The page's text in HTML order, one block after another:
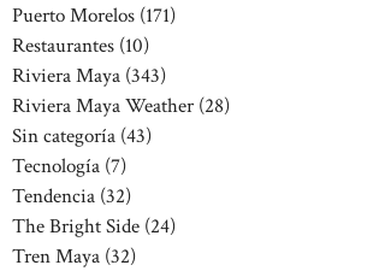
Puerto Morelos (171)
Restaurantes (10)
Riviera Maya (343)
Riviera Maya Weather (28)
Sin categoría (43)
Tecnología (7)
Tendencia (32)
The Bright Side (24)
Tren Maya (32)